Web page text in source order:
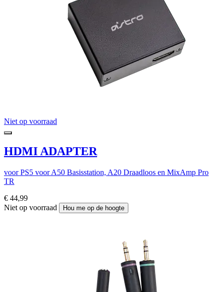
Niet op voorraad
HDMI ADAPTER
voor PS5 voor A50 Basisstation, A20 Draadloos en MixAmp Pro
TR
€ 44,99
Niet op voorraad
Hou me op de hoogte